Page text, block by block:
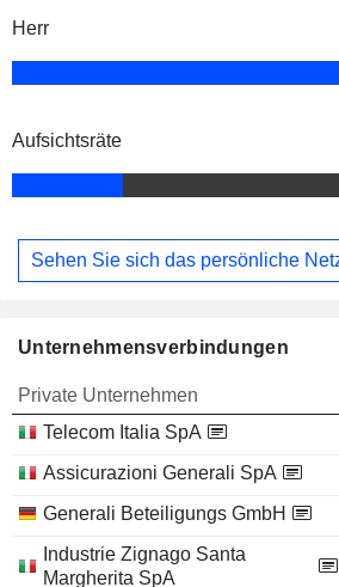
Herr
Aufsichtsräte
Sehen Sie sich das persönliche
Unternehmensverbindungen
Private Unternehmen
Telecom Italia SpA
Assicurazioni Generali SpA
Generali Beteiligungs GmbH
Industrie Zignago Santa
Margherita SpA